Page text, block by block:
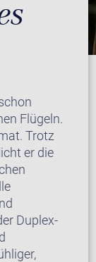
Flügeln.
Trotz
er die
Duplex-